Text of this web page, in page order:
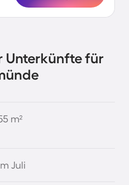
Unterkünfte für
m²
Juli